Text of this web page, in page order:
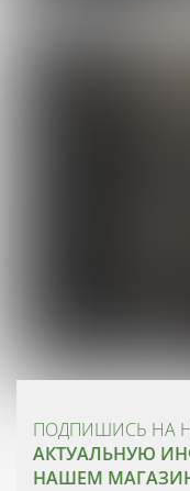
ПОДПИШИСЬ НА
АКТУАЛЬНУЮ
НАШЕМ